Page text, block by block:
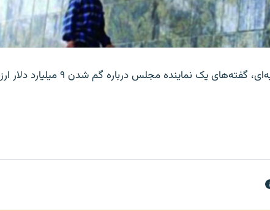
بانک مرکزی ایران روز جمعه با انتشار اطلاعیه‌ای، گفته‌های یک نماینده مجلس درباره گم شدن ۹ میلیارد دلار ارز